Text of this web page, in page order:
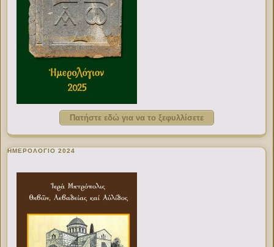
Πατήστε εδώ για να το ξεφυλλίσετε
ΗΜΕΡΟΛΟΓΙΟ 2024